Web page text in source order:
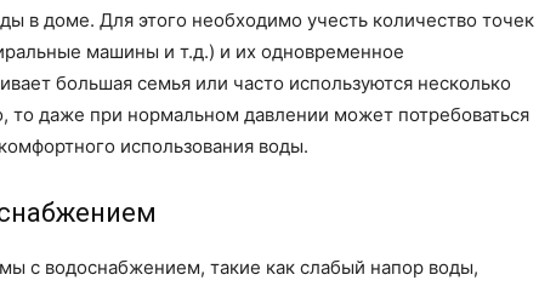
в доме. Для этого необходимо учесть количество точек
машины и т.д.) и их одновременное
большая семья или часто используются несколько
то даже при нормальном давлении может потребоваться
использования воды.
с водоснабжением, такие как слабый напор воды,